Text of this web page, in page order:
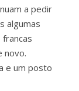
a pedir
algumas
novo.
e um posto